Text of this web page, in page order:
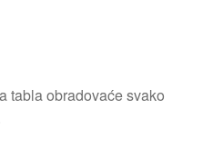
tabla obradovaće svako